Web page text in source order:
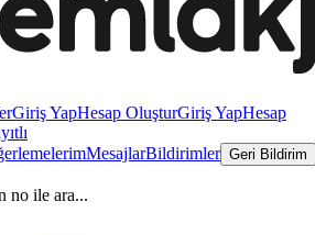
Giriş YapHesap OluşturGiriş YapHesap
MesajlarBildirimler Geri Bildirim
no ile ara...